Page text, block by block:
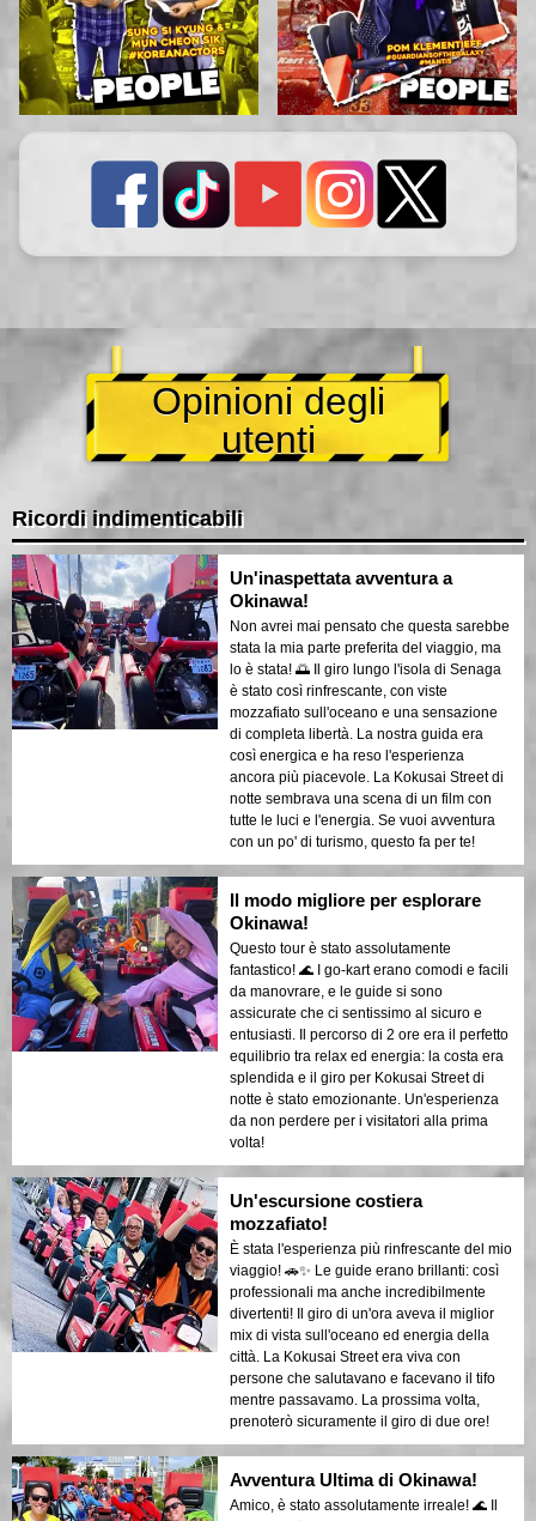
Opinioni degli
utenti
Ricordi indimenticabili
Un'inaspettata avventura a
Okinawa!
Non avrei mai pensato che questa sarebbe
stata la mia parte preferita del viaggio, ma
lo è stata! 🌅 Il giro lungo l'isola di Senaga
è stato così rinfrescante, con viste
mozzafiato sull'oceano e una sensazione
di completa libertà. La nostra guida era
così energica e ha reso l'esperienza
ancora più piacevole. La Kokusai Street di
notte sembrava una scena di un film con
tutte le luci e l'energia. Se vuoi avventura
con un po' di turismo, questo fa per te!
Il modo migliore per esplorare
Okinawa!
Questo tour è stato assolutamente
fantastico! 🌊 I go-kart erano comodi e facili
da manovrare, e le guide si sono
assicurate che ci sentissimo al sicuro e
entusiasti. Il percorso di 2 ore era il perfetto
equilibrio tra relax ed energia: la costa era
splendida e il giro per Kokusai Street di
notte è stato emozionante. Un'esperienza
da non perdere per i visitatori alla prima
volta!
Un'escursione costiera
mozzafiato!
È stata l'esperienza più rinfrescante del mio
viaggio! 🚗✨ Le guide erano brillanti: così
professionali ma anche incredibilmente
divertenti! Il giro di un'ora aveva il miglior
mix di vista sull'oceano ed energia della
città. La Kokusai Street era viva con
persone che salutavano e facevano il tifo
mentre passavamo. La prossima volta,
prenoterò sicuramente il giro di due ore!
Avventura Ultima di Okinawa!
Amico, è stato assolutamente irreale! 🌊 Il